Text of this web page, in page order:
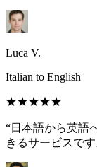
Luca V.
Italian to English
★★★★★
“日本語から英語
きるサービスで